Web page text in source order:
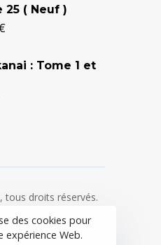
25 ( Neuf )
€
: Tome 1 et
tous droits réservés.
CGV/Politique de
des cookies pour
expérience Web.